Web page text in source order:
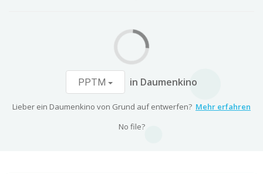
PPTM in Daumenkino
Lieber ein Daumenkino von Grund auf entwerfen? Mehr erfahren
No file?